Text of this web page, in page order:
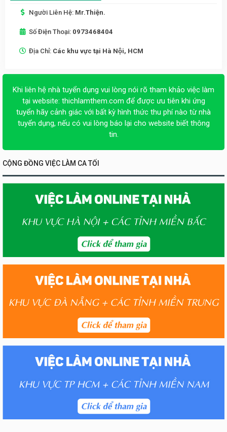
Người Liên Hệ: Mr.Thiện.
Số Điện Thoại: 0973468404
Địa Chỉ: Các khu vực tại Hà Nội, HCM
Khi liên hệ nhà tuyển dụng vui lòng nói rõ tham khảo việc làm
tại website: thichlamthem.com để được ưu tiên khi ứng
tuyển hãy cảnh giác với bất kỳ hình thức thu phí nào từ nhà
tuyển dụng, nếu có vui lòng báo lại cho website biết thông
tin.
CỘNG ĐỒNG VIỆC LÀM CA TỐI